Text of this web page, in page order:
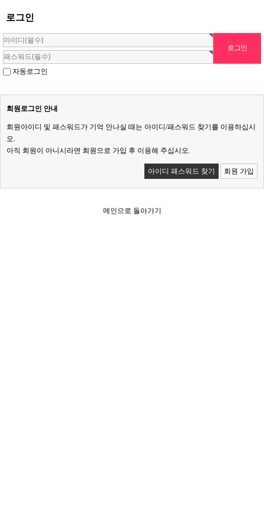
로그인
자동로그인
회원로그인 안내
회원아이디 및 패스워드가 기억 안나실 때는 아이디/패스워드 찾기를 이용하십시
오.
아직 회원이 아니시라면 회원으로 가입 후 이용해 주십시오.
아이디 패스워드 찾기 회원 가입
메인으로 돌아가기